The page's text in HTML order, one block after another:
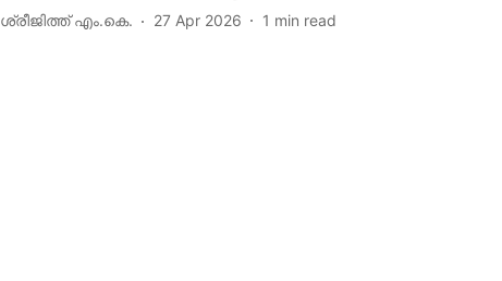
ശ്രീജിത്ത് എം.കെ. 27 Apr 2026 1 min read